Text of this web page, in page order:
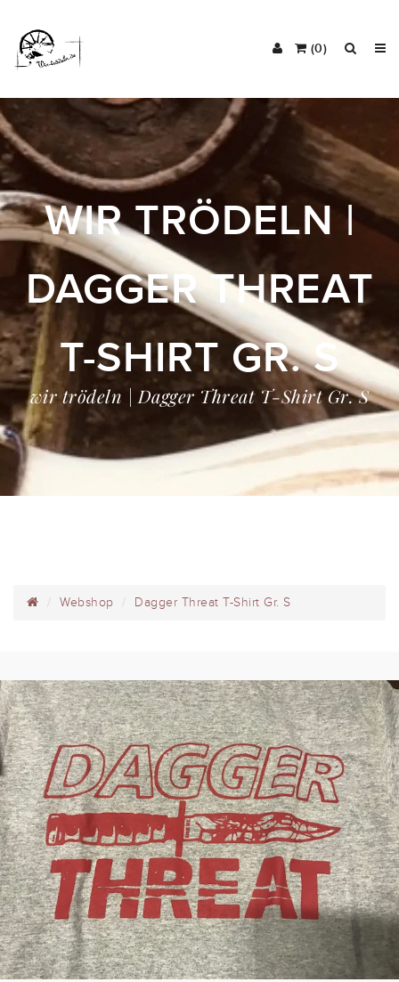
(0)
WIR TRÖDELN |
DAGGER THREAT
T-SHIRT GR. S
wir trödeln | Dagger Threat T-Shirt Gr. S
Webshop Dagger Threat T-Shirt Gr. S